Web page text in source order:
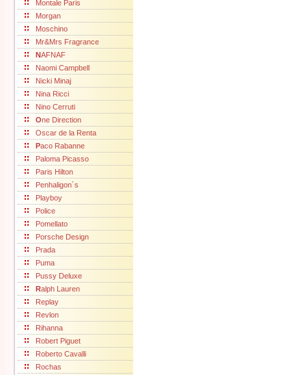
Montale Paris
Morgan
Moschino
Mr&Mrs Fragrance
NAFNAF
Naomi Campbell
Nicki Minaj
Nina Ricci
Nino Cerruti
One Direction
Oscar de la Renta
Paco Rabanne
Paloma Picasso
Paris Hilton
Penhaligon´s
Playboy
Police
Pomellato
Porsche Design
Prada
Puma
Pussy Deluxe
Ralph Lauren
Replay
Revlon
Rihanna
Robert Piguet
Roberto Cavalli
Rochas